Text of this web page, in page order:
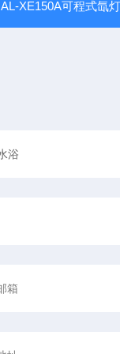
AL-XE150A可程式氙